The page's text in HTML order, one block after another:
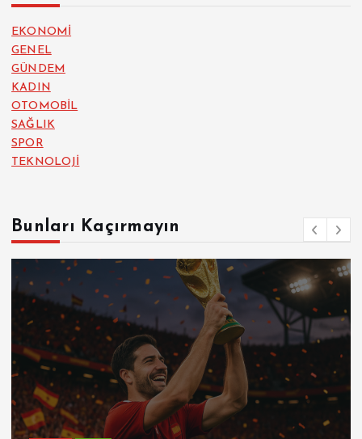
EKONOMİ
GENEL
GÜNDEM
KADIN
OTOMOBİL
SAĞLIK
SPOR
TEKNOLOJİ
Bunları Kaçırmayın